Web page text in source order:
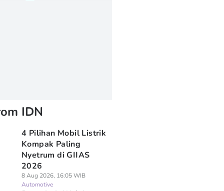
IDN
4 Pilihan Mobil Listrik
Kompak Paling
Nyetrum di GIIAS
2026
8 Aug 2026, 16:05 WIB
Automotive